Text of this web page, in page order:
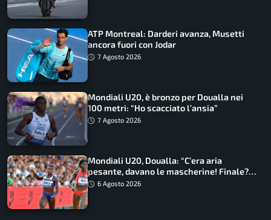
ATP Montreal: Darderi avanza, Musetti
ancora fuori con Jodar
7 Agosto 2026
Mondiali U20, è bronzo per Doualla nei
100 metri: “Ho scacciato l’ansia”
7 Agosto 2026
Mondiali U20, Doualla: “C’era aria
pesante, davano le mascherine! Finale?
Non ho nulla da perdere”
6 Agosto 2026